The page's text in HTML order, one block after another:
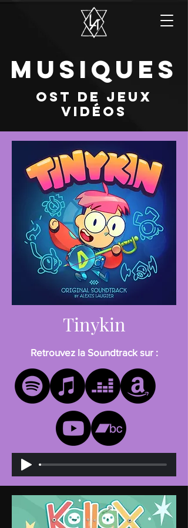
Musiques
OST de jeux
vidéos
Tinykin
Retrouvez la Soundtrack sur :